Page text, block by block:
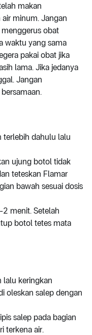
makan
minum. Jangan
obat
waktu yang sama
pakai obat jika
lama. Jika jedanya
Jangan
terlebih dahulu lalu
ujung botol tidak
teteskan Flamar
bawah sesuai dosis
menit. Setelah
botol tetes mata
lalu keringkan
oleskan salep dengan
salep pada bagian
terkena air.